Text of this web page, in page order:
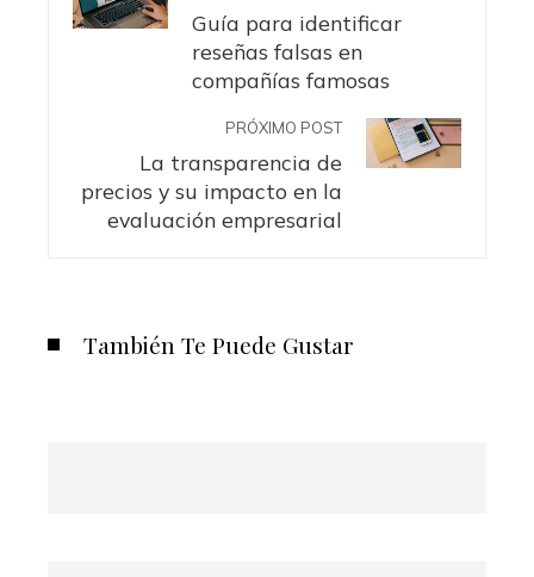
Guía para identificar
reseñas falsas en
compañías famosas
PRÓXIMO POST
La transparencia de
precios y su impacto en la
evaluación empresarial
También Te Puede Gustar